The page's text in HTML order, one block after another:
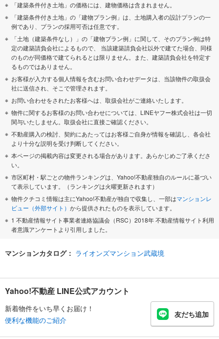
「建築条件付き土地」の価格には、建物価格は含まれません。
「建築条件付き土地」の「建物プラン例」は、土地購入者の設計プランの一
例であり、プランの採用可否は任意です。
「土地（建築条件なし）」の「建物プラン例」に関して、そのプラン例は特
定の建築請負会社によるもので、 当該建築請負会社以外で建てた場合、同様
のものが同価格で建てられるとは限りません。また、建築請負会社を特定す
るものではありません。
お客様が入力する個人情報を含むお問い合わせデータは、当該物件の取扱会
社に送信され、そこで管理されます。
お問い合わせをされたお客様へは、取扱会社がご連絡いたします。
物件に関するお客様のお問い合わせについては、LINEヤフー株式会社は一切
関与いたしません。取扱会社に直接ご確認ください。
不動産購入の検討、契約にあたってはお客様ご自身が情報を確認し、各会社
より十分な説明を受け判断してください。
本ページの掲載内容は変更される場合があります。あらかじめご了承くださ
い。
市区町村・駅ごとの物件ランキングは、Yahoo!不動産独自のルールに基づい
て表示しています。（ランキングは火曜更新されます）
物件クチコミ情報は主にYahoo!不動産が独自で収集し、一部はマンションレ
ビュー（外部サイト） から提供されたものを表示しています。
1 不動産情報サイト事業者連絡協議会（RSC）2018年 不動産情報サイト利用
者意識アンケートより引用しました。
マンションカタログ： ライオンズマンション武蔵境
Yahoo!不動産 LINE公式アカウント
新着物件をいち早くお届け！
便利な機能のご紹介
友だち追加